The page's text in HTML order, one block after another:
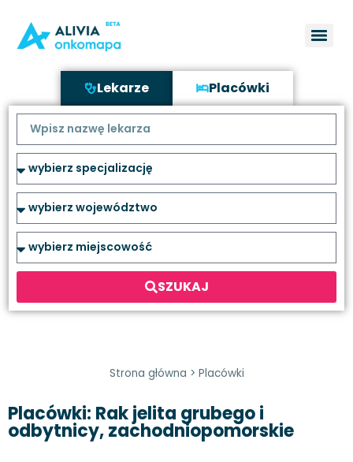
Lekarze Placówki
SZUKAJ
Strona główna > Placówki
Placówki: Rak jelita grubego i
odbytnicy, zachodniopomorskie